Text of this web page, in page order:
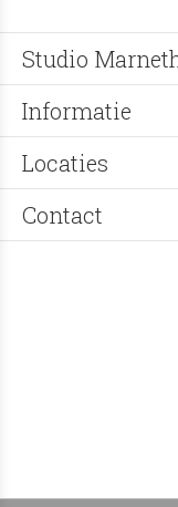
Studio
Informatie
Locaties
Contact